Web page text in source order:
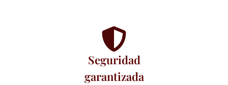
Seguridad
garantizada